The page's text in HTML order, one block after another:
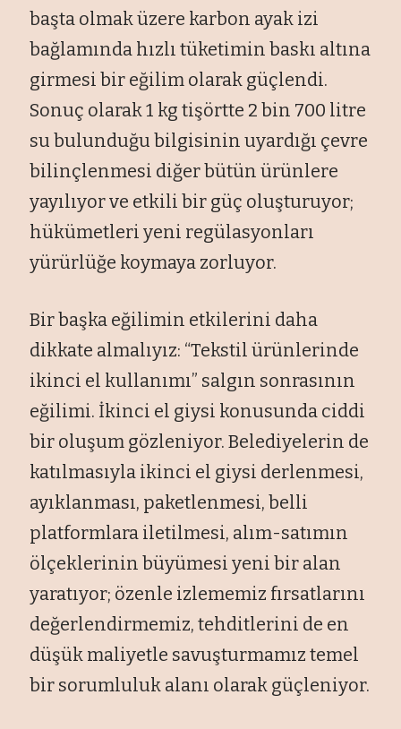
başta olmak üzere karbon ayak izi
bağlamında hızlı tüketimin baskı altına
girmesi bir eğilim olarak güçlendi.
Sonuç olarak 1 kg tişörtte 2 bin 700 litre
su bulunduğu bilgisinin uyardığı çevre
bilinçlenmesi diğer bütün ürünlere
yayılıyor ve etkili bir güç oluşturuyor;
hükümetleri yeni regülasyonları
yürürlüğe koymaya zorluyor.
Bir başka eğilimin etkilerini daha
dikkate almalıyız: “Tekstil ürünlerinde
ikinci el kullanımı” salgın sonrasının
eğilimi. İkinci el giysi konusunda ciddi
bir oluşum gözleniyor. Belediyelerin de
katılmasıyla ikinci el giysi derlenmesi,
ayıklanması, paketlenmesi, belli
platformlara iletilmesi, alım-satımın
ölçeklerinin büyümesi yeni bir alan
yaratıyor; özenle izlememiz fırsatlarını
değerlendirmemiz, tehditlerini de en
düşük maliyetle savuşturmamız temel
bir sorumluluk alanı olarak güçleniyor.